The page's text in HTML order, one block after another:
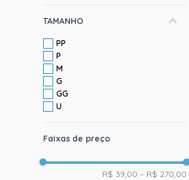
TAMANHO
PP
P
M
G
GG
U
Faixas de preço
R$ 39,00 – R$ 270,00